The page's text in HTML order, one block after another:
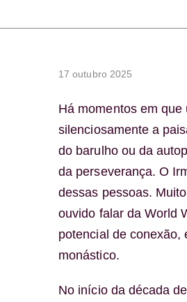
17 outubro 2025
Há momentos em
silenciosamente a
do barulho ou da
da perseverança. O
dessas pessoas.
ouvido falar da World
potencial de conexão,
monástico.
No início da década